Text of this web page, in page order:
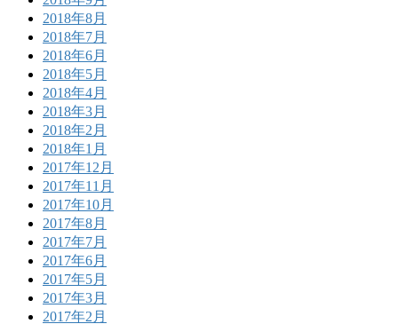
2018年8月
2018年7月
2018年6月
2018年5月
2018年4月
2018年3月
2018年2月
2018年1月
2017年12月
2017年11月
2017年10月
2017年8月
2017年7月
2017年6月
2017年5月
2017年3月
2017年2月